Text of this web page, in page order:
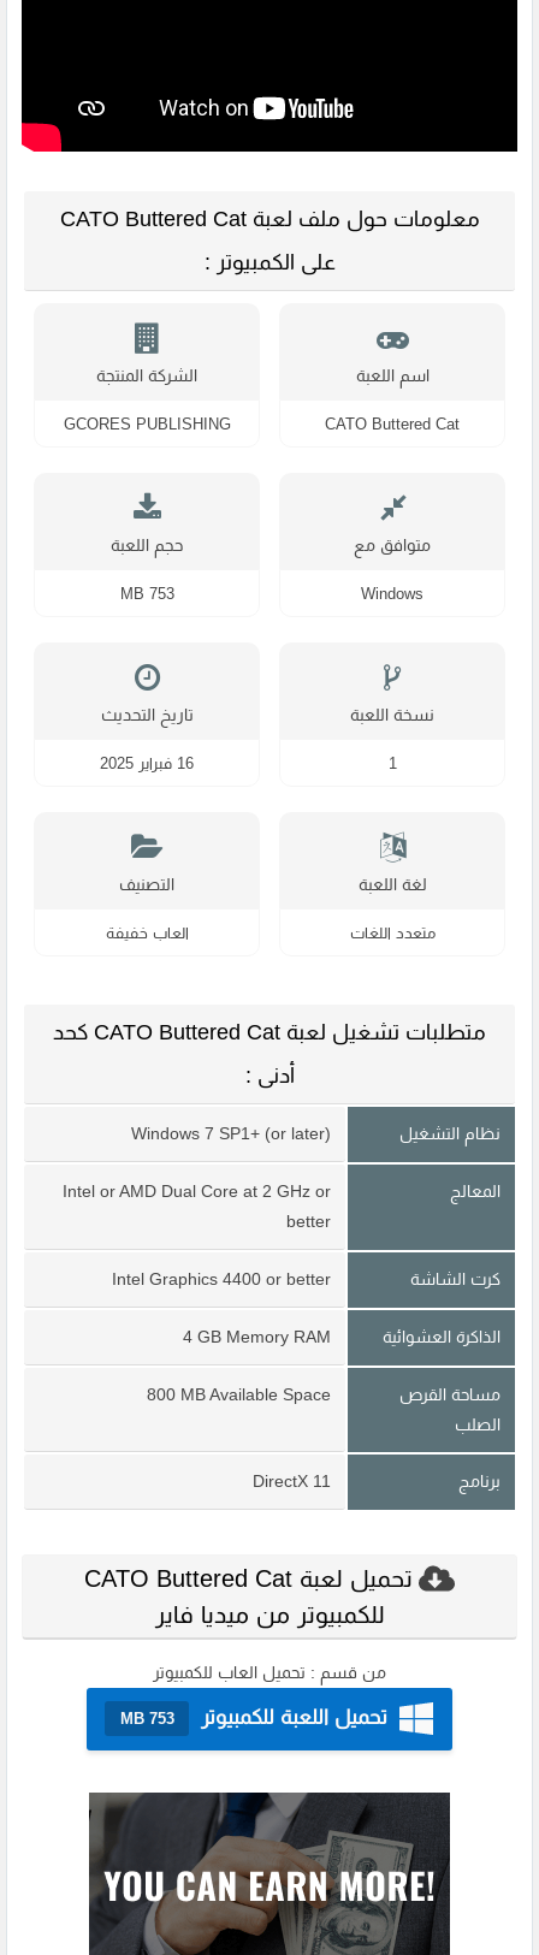
معلومات حول ملف لعبة CATO Buttered Cat
على الكمبيوتر :
اسم اللعبة
CATO Buttered Cat
الشركة المنتجة
GCORES PUBLISHING
متوافق مع
Windows
حجم اللعبة
753 MB
نسخة اللعبة
1
تاريخ التحديث
16 فبراير 2025
لغة اللعبة
متعدد اللغات
التصنيف
العاب خفيفة
متطلبات تشغيل لعبة CATO Buttered Cat كحد
أدنى :
نظام التشغيل Windows 7 SP1+ (or later)
المعالج
Intel or AMD Dual Core at 2 GHz or
better
كرت الشاشة Intel Graphics 4400 or better
الذاكرة العشوائية 4 GB Memory RAM
مساحة القرص
الصلب
800 MB Available Space
برنامج DirectX 11
تحميل لعبة CATO Buttered Cat
للكمبيوتر من ميديا فاير
من قسم : تحميل العاب للكمبيوتر
تحميل اللعبة للكمبيوتر 753 MB